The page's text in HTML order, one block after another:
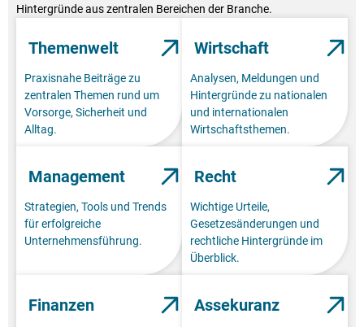
Hintergründe aus zentralen Bereichen der Branche.
Themenwelt
Praxisnahe Beiträge zu
zentralen Themen rund um
Vorsorge, Sicherheit und
Alltag.
Wirtschaft
Analysen, Meldungen und
Hintergründe zu nationalen
und internationalen
Wirtschaftsthemen.
Management
Strategien, Tools und Trends
für erfolgreiche
Unternehmensführung.
Recht
Wichtige Urteile,
Gesetzesänderungen und
rechtliche Hintergründe im
Überblick.
Finanzen Assekuranz